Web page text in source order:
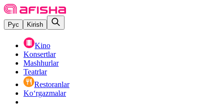
Рус Kirish
Kino
Konsertlar
Mashhurlar
Teatrlar
Restoranlar
Ko‘rgazmalar